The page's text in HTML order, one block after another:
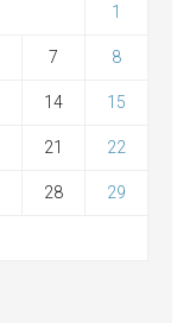
1
7 8
14 15
21 22
28 29